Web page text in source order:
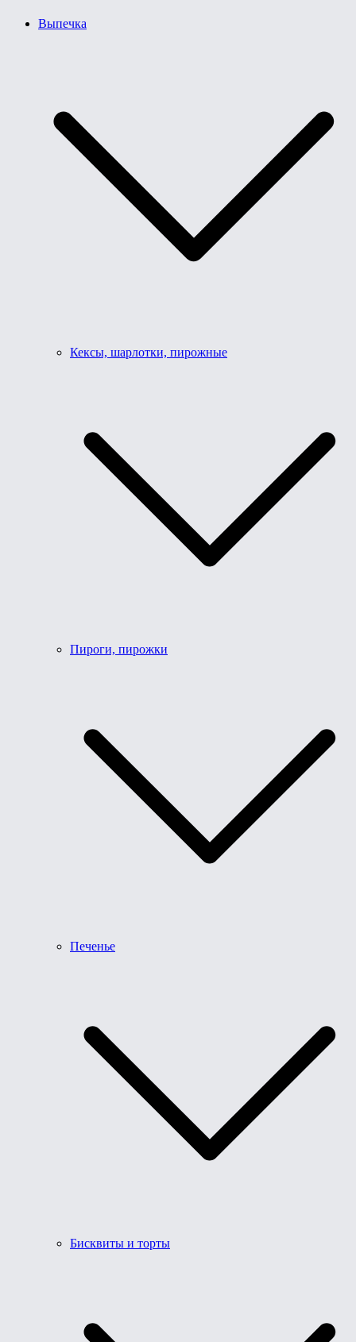
Выпечка
Кексы, шарлотки, пирожные
Пироги, пирожки
Печенье
Бисквиты и торты